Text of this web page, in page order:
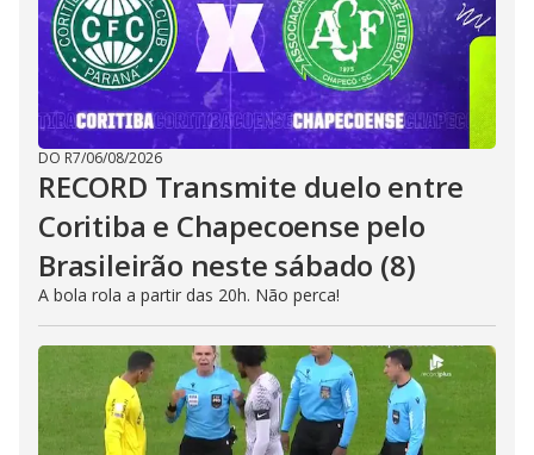
DO R7/06/08/2026
RECORD Transmite duelo entre
Coritiba e Chapecoense pelo
Brasileirão neste sábado (8)
A bola rola a partir das 20h. Não perca!